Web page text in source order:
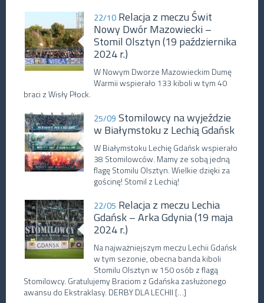
22/10 Relacja z meczu Świt
Nowy Dwór Mazowiecki –
Stomil Olsztyn (19 października
2024 r.)
W Nowym Dworze Mazowieckim Dumę
Warmii wspierało 133 kiboli w tym 40
braci z Wisły Płock.
25/09 Stomilowcy na wyjeździe
w Białymstoku z Lechią Gdańsk
W Białymstoku Lechię Gdańsk wspierało
38 Stomilowców. Mamy ze sobą jedną
flagę Stomilu Olsztyn. Wielkie dzięki za
gościnę! Stomil z Lechią!
22/05 Relacja z meczu Lechia
Gdańsk – Arka Gdynia (19 maja
2024 r.)
Na najważniejszym meczu Lechii Gdańsk
w tym sezonie, obecna banda kiboli
Stomilu Olsztyn w 150 osób z flagą
Stomilowcy. Gratulujemy Braciom z Gdańska zasłużonego
awansu do Ekstraklasy. DERBY DLA LECHII […]